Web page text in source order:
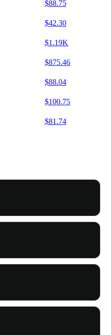
$88.75
$42.30
$1.19K
$875.46
$88.04
$100.75
$81.74